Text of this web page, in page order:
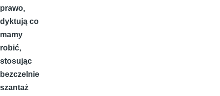
prawo,
dyktują co
mamy
robić,
stosując
bezczelnie
szantaż